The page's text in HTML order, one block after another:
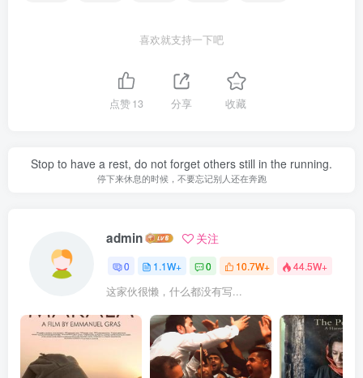
喜欢就支持一下吧
点赞13 分享 收藏
Stop to have a rest, do not forget others still in the running.
停下来休息的时候，不要忘记别人还在奔跑
admin 关注
0 1.1W+ 0 10.7W+ 44.5W+
这家伙很懒，什么都没有写...